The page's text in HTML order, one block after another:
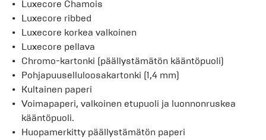
Luxecore Chamois
Luxecore ribbed
Luxecore korkea valkoinen
Luxecore pellava
Chromo-kartonki (päällystämätön kääntöpuoli)
Pohjapuuselluloosakartonki (1,4 mm)
Kultainen paperi
Voimapaperi, valkoinen etupuoli ja luonnonruskea
kääntöpuoli.
Huopamerkitty päällystämätön paperi